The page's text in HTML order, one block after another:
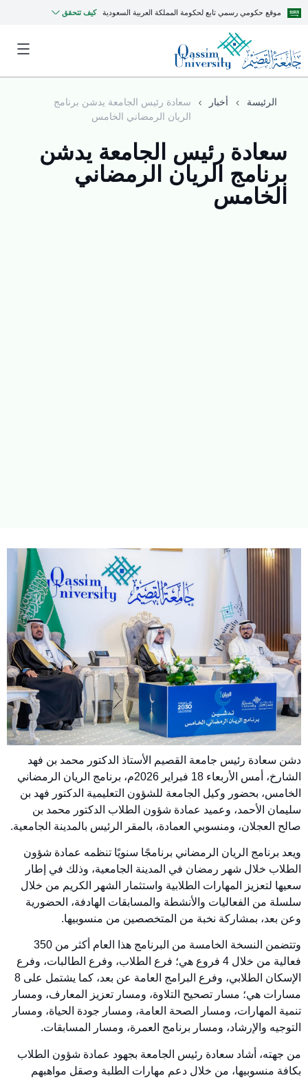
موقع حكومي رسمي تابع لحكومة المملكة العربية السعودية كيف تتحقق
الرئيسة أخبار
سعادة رئيس الجامعة يدشن برنامج
الريان الرمضاني الخامس
سعادة رئيس الجامعة يدشن
برنامج الريان الرمضاني
الخامس
دشن سعادة رئيس جامعة القصيم الأستاذ الدكتور محمد بن فهد
الشارخ، أمس الأربعاء 18 فبراير 2026م، برنامج الريان الرمضاني
الخامس، بحضور وكيل الجامعة للشؤون التعليمية الدكتور فهد بن
سليمان الأحمد، وعميد عمادة شؤون الطلاب الدكتور محمد بن
صالح العجلان، ومنسوبي العمادة، بالمقر الرئيس بالمدينة الجامعية.
ويعد برنامج الريان الرمضاني برنامجًا سنويًا تنظمه عمادة شؤون
الطلاب خلال شهر رمضان في المدينة الجامعية، وذلك في إطار
سعيها لتعزيز المهارات الطلابية واستثمار الشهر الكريم من خلال
سلسلة من الفعاليات والأنشطة والمسابقات الهادفة، الحضورية
وعن بعد، بمشاركة نخبة من المتخصصين من منسوبيها.
وتتضمن النسخة الخامسة من البرنامج هذا العام أكثر من 350
فعالية من خلال 4 فروع هي؛ فرع الطلاب، وفرع الطالبات، وفرع
الإسكان الطلابي، وفرع البرامج العامة عن بعد، كما يشتمل على 8
مسارات هي؛ مسار تصحيح التلاوة، ومسار تعزيز المعارف، ومسار
تنمية المهارات، ومسار الصحة العامة، ومسار جودة الحياة، ومسار
التوجيه والإرشاد، ومسار برنامج العمرة، ومسار المسابقات.
من جهته، أشاد سعادة رئيس الجامعة بجهود عمادة شؤون الطلاب
بكافة منسوبيها، من خلال دعم مهارات الطلبة وصقل مواهبهم